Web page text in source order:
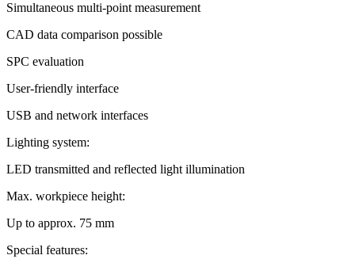
Simultaneous multi-point measurement
CAD data comparison possible
SPC evaluation
User-friendly interface
USB and network interfaces
Lighting system:
LED transmitted and reflected light illumination
Max. workpiece height:
Up to approx. 75 mm
Special features: